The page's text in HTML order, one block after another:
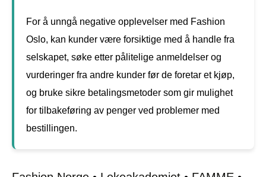
For å unngå negative opplevelser med Fashion
Oslo, kan kunder være forsiktige med å handle fra
selskapet, søke etter pålitelige anmeldelser og
vurderinger fra andre kunder før de foretar et kjøp,
og bruke sikre betalingsmetoder som gir mulighet
for tilbakeføring av penger ved problemer med
bestillingen.